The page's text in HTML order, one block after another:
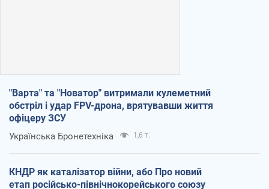
"Варта" та "Новатор" витримали кулеметний
обстріл і удар FPV-дрона, врятувавши життя
офіцеру ЗСУ
Українська Бронетехніка 1,6 т.
КНДР як каталізатор війни, або Про новий
етап російсько-північнокорейського союзу